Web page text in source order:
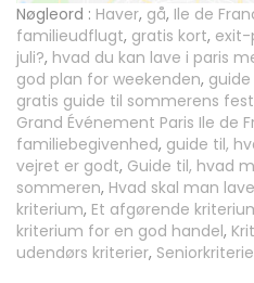
Nøgleord : Haver, gå, Ile de
familieudflugt, gratis kort, exit-
juli?, hvad du kan lave i paris
god plan for weekenden,
gratis guide til sommerens
Grand Événement Paris Ile de
familiebegivenhed, guide til,
vejret er godt, Guide til, hvad
sommeren, Hvad skal man
kriterium, Et afgørende
kriterium for en god handel,
udendørs kriterier,